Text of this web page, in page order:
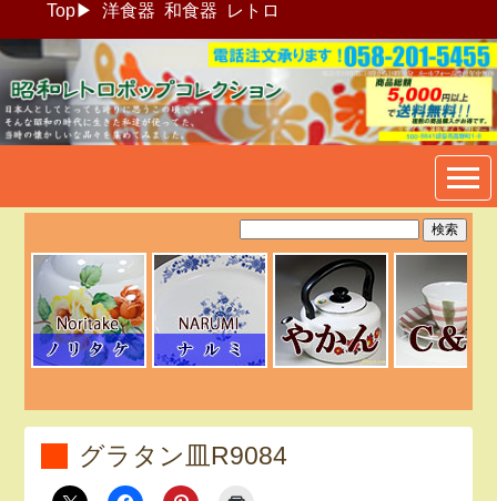
Top▶ 洋食器 和食器 レトロ
昭和レトロポップ食器生活雑
貨通販＠フリマート
グラタン皿R9084